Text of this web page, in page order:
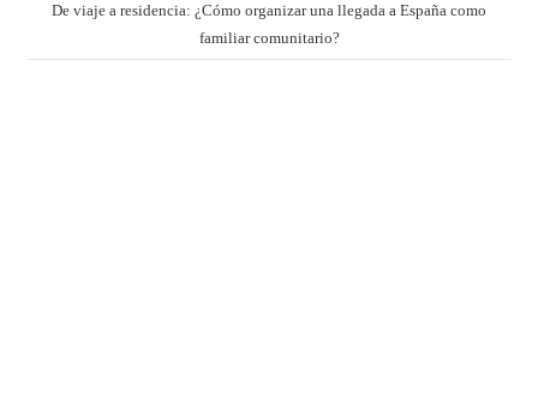
De viaje a residencia: ¿Cómo organizar una llegada a España como
familiar comunitario?